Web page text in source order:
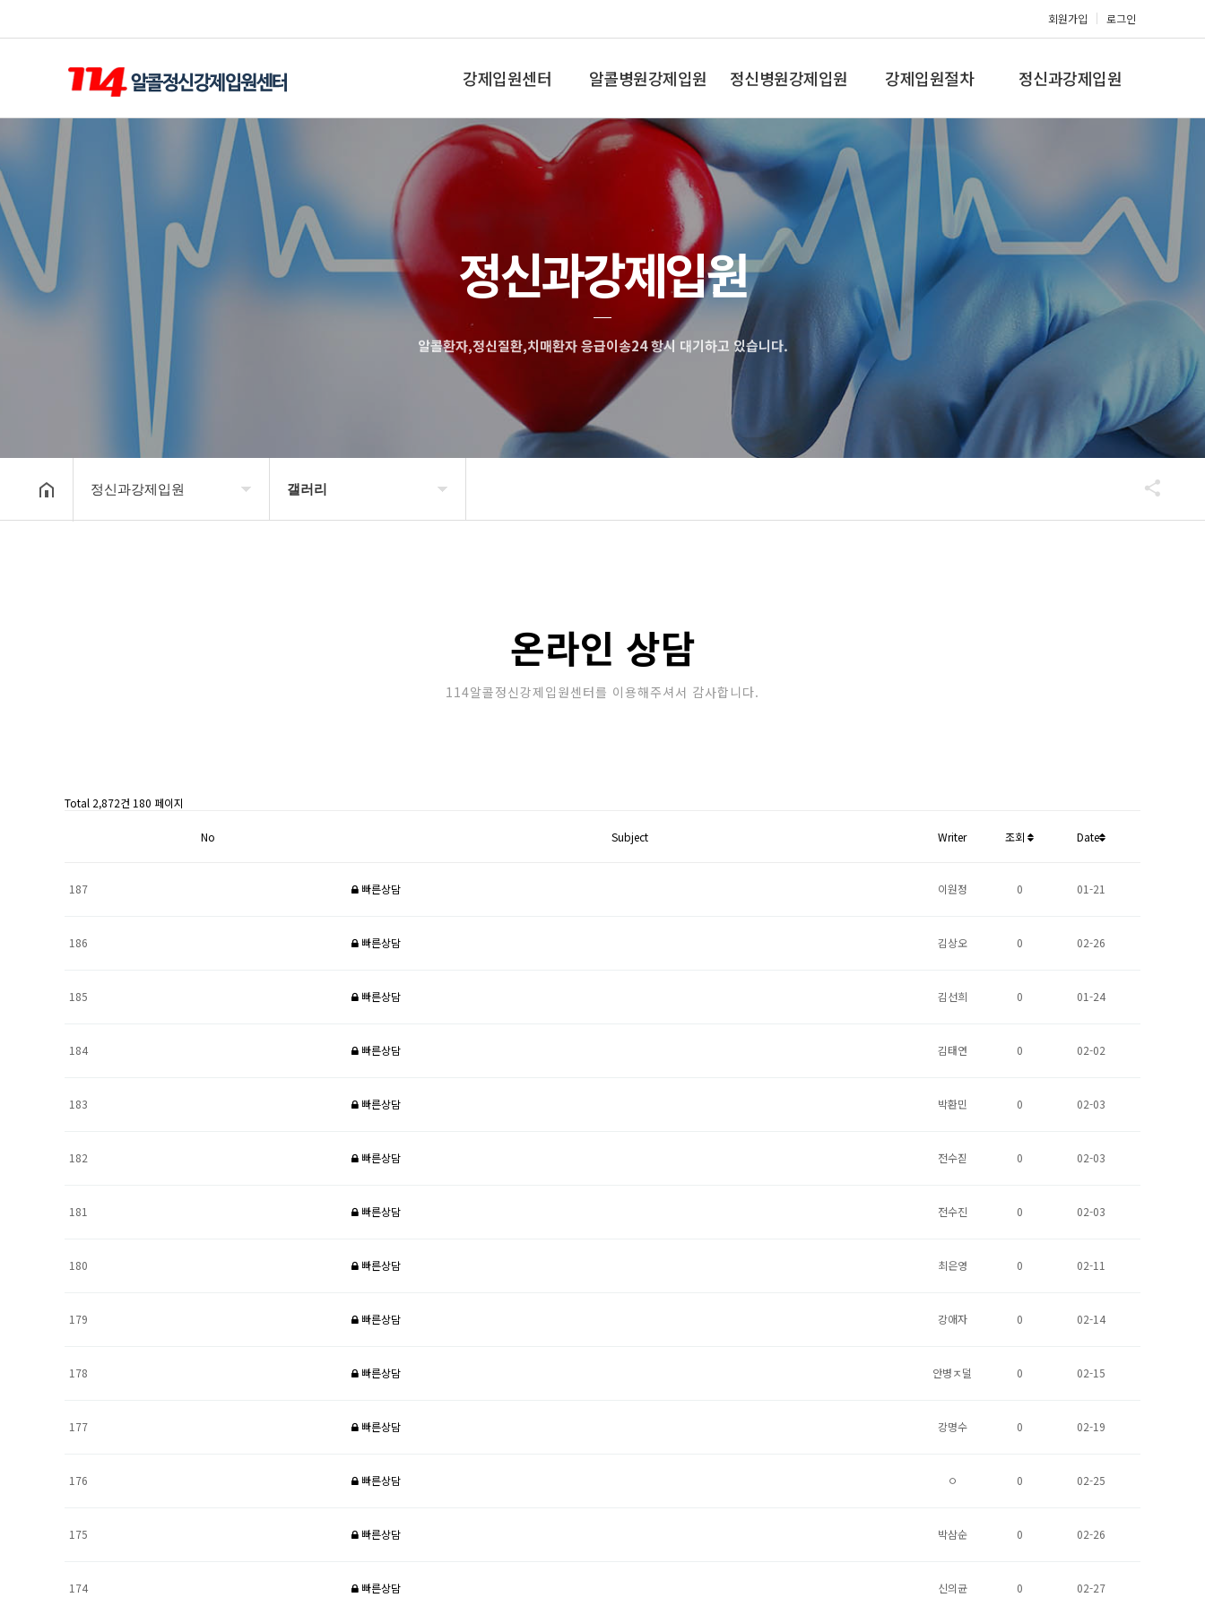
회원가입 로그인
강제입원센터
인사말
알콜병원강제입원
알콜중독
정신병원강제입원
조현병,망상증,치매
강제입원절차
강제입원절차
정신과강제입원
정신과강제입원
알콜환자,정신질환,치매환자 응급이송24 항시 대기하고 있습니다.
정신과강제입원 갤러리
온라인 상담
114알콜정신강제입원센터를 이용해주셔서 감사합니다.
Total 2,872건 180 페이지
No Subject Writer 조회 Date
187 빠른상담 이원정 0 01-21
186 빠른상담 김상오 0 02-26
185 빠른상담 김선희 0 01-24
184 빠른상담 김태연 0 02-02
183 빠른상담 박환민 0 02-03
182 빠른상담 전수짇 0 02-03
181 빠른상담 전수진 0 02-03
180 빠른상담 최은영 0 02-11
179 빠른상담 강애자 0 02-14
178 빠른상담 안병ㅈ덜 0 02-15
177 빠른상담 강명수 0 02-19
176 빠른상담 ㅇ 0 02-25
175 빠른상담 박삼순 0 02-26
174 빠른상담 신의균 0 02-27